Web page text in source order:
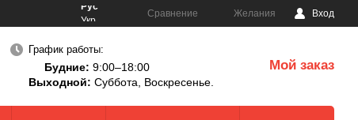
Рус
Укр
Сравнение Желания Вход
График работы:
Будние: 9:00–18:00
Выходной: Суббота, Воскресенье.
Мой заказ